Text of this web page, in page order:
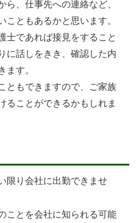
ら、仕事先への連絡など、
ともあるかと思います。
士であれば接見をすること
に話しをきき、確認した内
す。
ともできますので、ご家族
ることができるかもしれま
限り会社に出勤できませ
ことを会社に知られる可能